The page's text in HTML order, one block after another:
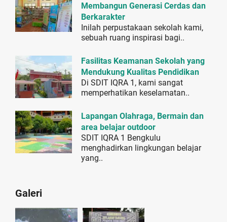
Membangun Generasi Cerdas dan
Berkarakter
Inilah perpustakaan sekolah kami,
sebuah ruang inspirasi bagi..
Fasilitas Keamanan Sekolah yang
Mendukung Kualitas Pendidikan
Di SDIT IQRA 1, kami sangat
memperhatikan keselamatan..
Lapangan Olahraga, Bermain dan
area belajar outdoor
SDIT IQRA 1 Bengkulu
menghadirkan lingkungan belajar
yang..
Galeri